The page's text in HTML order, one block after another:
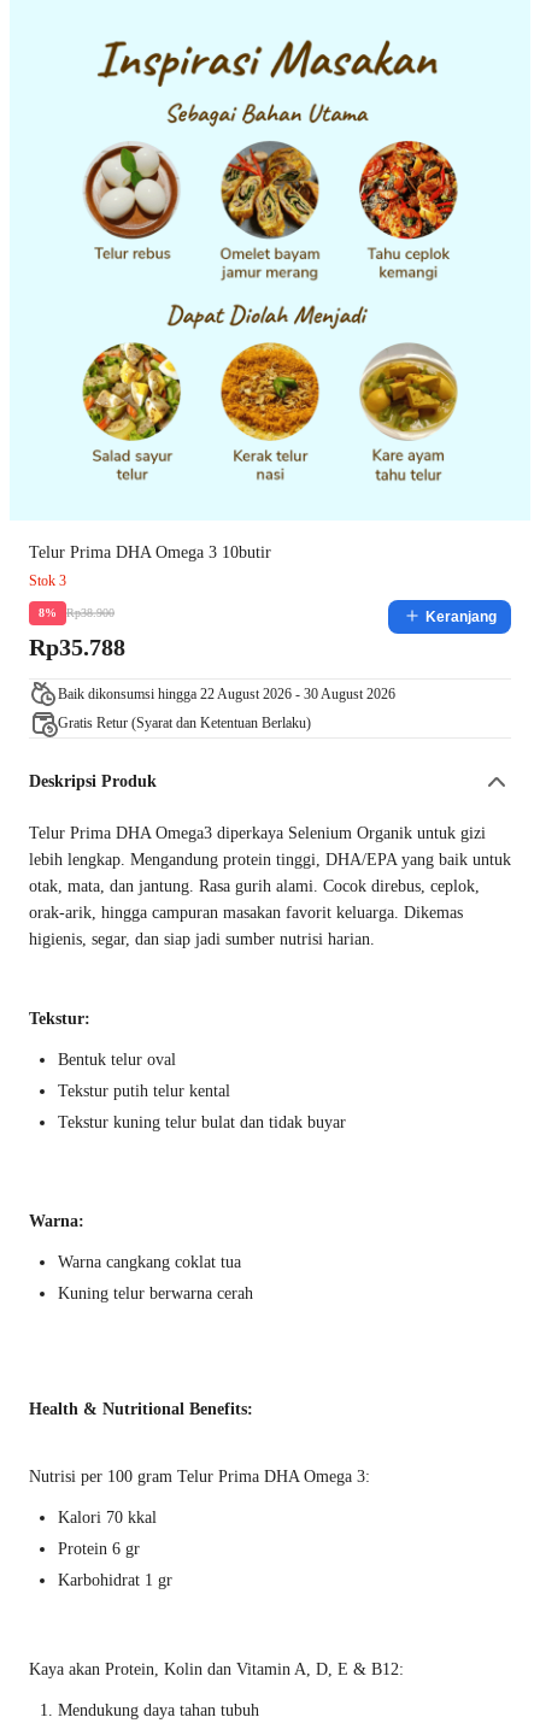
Telur Prima DHA Omega 3 10butir
Stok 3
8% Rp38.900
Rp35.788
Keranjang
Baik dikonsumsi hingga 22 August 2026 - 30 August 2026
Gratis Retur (Syarat dan Ketentuan Berlaku)
Deskripsi Produk
Telur Prima DHA Omega3 diperkaya Selenium Organik untuk gizi
lebih lengkap. Mengandung protein tinggi, DHA/EPA yang baik untuk
otak, mata, dan jantung. Rasa gurih alami. Cocok direbus, ceplok,
orak-arik, hingga campuran masakan favorit keluarga. Dikemas
higienis, segar, dan siap jadi sumber nutrisi harian.
Tekstur:
Bentuk telur oval
Tekstur putih telur kental
Tekstur kuning telur bulat dan tidak buyar
Warna:
Warna cangkang coklat tua
Kuning telur berwarna cerah
Health & Nutritional Benefits:
Nutrisi per 100 gram Telur Prima DHA Omega 3:
Kalori 70 kkal
Protein 6 gr
Karbohidrat 1 gr
Kaya akan Protein, Kolin dan Vitamin A, D, E & B12:
Mendukung daya tahan tubuh